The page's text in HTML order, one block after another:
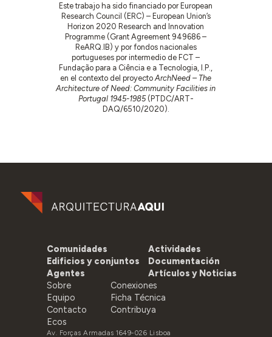
Este trabajo ha sido financiado por European
Research Council (ERC) – European Union’s
Horizon 2020 Research and Innovation
Programme (Grant Agreement 949686 –
ReARQ.IB) y por fondos nacionales
portugueses por intermedio de FCT –
Fundação para a Ciência e a Tecnologia, I.P.,
en el contexto del proyectoArchNeed – The
Architecture of Need: Community Facilities in
Portugal 1945-1985(PTDC/ART-
DAQ/6510/2020).
Comunidades
Edificios y conjuntos
Agentes
Actividades
Documentación
Artículos y Noticias
Sobre
Equipo
Contacto
Ecos
Conexiones
Ficha Técnica
Contribuya
Av. Forças Armadas 1649-026 Lisboa